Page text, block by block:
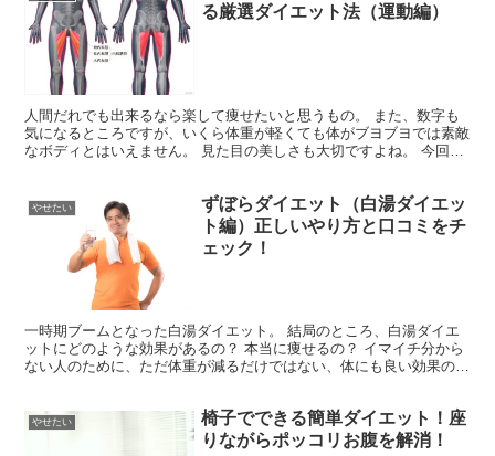
る厳選ダイエット法（運動編）
人間だれでも出来るなら楽して痩せたいと思うもの。 また、数字も
気になるところですが、いくら体重が軽くても体がブヨブヨでは素敵
なボディとはいえません。 見た目の美しさも大切ですよね。 今回は
やせたい
ずぼらダイエット（白湯ダイエッ
ト編）正しいやり方と口コミをチ
ェック！
一時期ブームとなった白湯ダイエット。 結局のところ、白湯ダイエ
ットにどのような効果があるの？ 本当に痩せるの？ イマイチ分から
ない人のために、ただ体重が減るだけではない、体にも良い効果のあ
やせたい
椅子でできる簡単ダイエット！座
りながらポッコリお腹を解消！